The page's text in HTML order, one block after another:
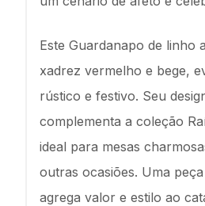
Este Guardanapo de linho
xadrez vermelho e bege,
rústico e festivo. Seu
complementa a coleção
ideal para mesas
outras ocasiões. Uma
agrega valor e estilo ao